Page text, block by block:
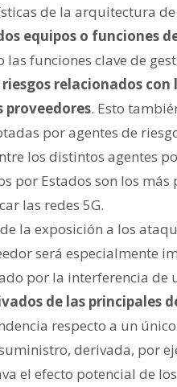
de la arquitectura de
equipos o funciones
las funciones clave de
relacionados
proveedores. Esto
por agentes de
los distintos agentes
por Estados son los más
las redes 5G.
la exposición a los
será especialmente
por la interferencia de
de las principales
respecto a un
derivada, por
el efecto potencial de